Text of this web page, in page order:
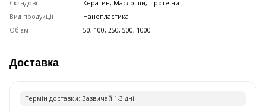
Складові
Кератин, Масло ши, Протеїни
Вид продукції
Нанопластика
Об'єм
50, 100, 250, 500, 1000
Доставка
Термiн доставки: Зазвичай 1-3 днi